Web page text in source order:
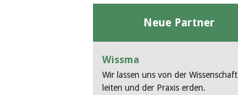
Neue Partner
Wissma
Wir lassen uns von der Wissenschaft
leiten und der Praxis erden.